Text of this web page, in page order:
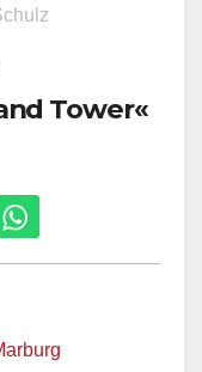
Tower«